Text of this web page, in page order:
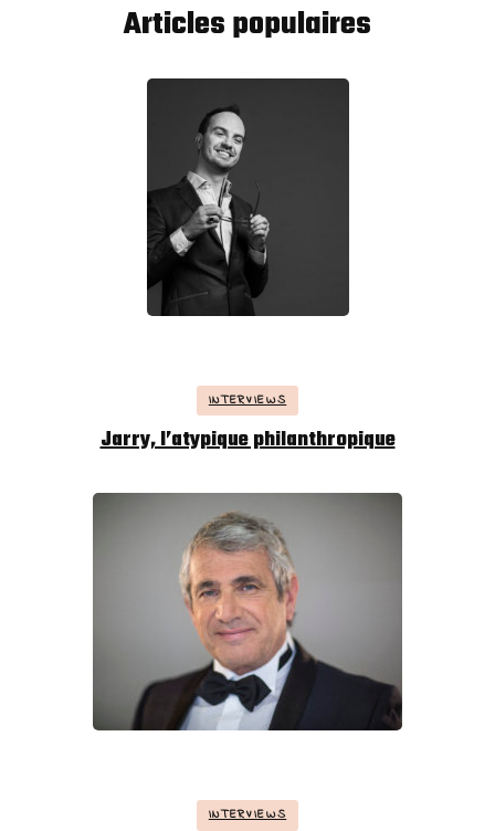
Articles populaires
INTERVIEWS
Jarry, l’atypique philanthropique
INTERVIEWS